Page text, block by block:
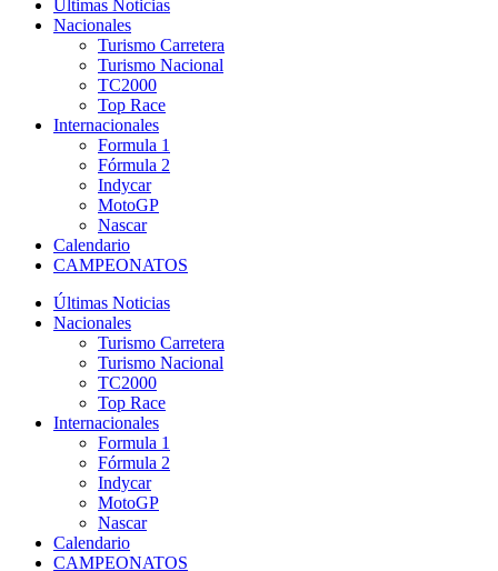
Últimas Noticias
Nacionales
Turismo Carretera
Turismo Nacional
TC2000
Top Race
Internacionales
Formula 1
Fórmula 2
Indycar
MotoGP
Nascar
Calendario
CAMPEONATOS
Últimas Noticias
Nacionales
Turismo Carretera
Turismo Nacional
TC2000
Top Race
Internacionales
Formula 1
Fórmula 2
Indycar
MotoGP
Nascar
Calendario
CAMPEONATOS